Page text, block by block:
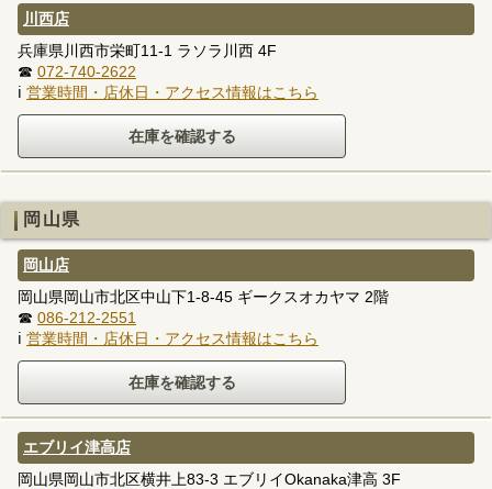
川西店
兵庫県川西市栄町11-1 ラソラ川西 4F
☎ 072-740-2622
ℹ 営業時間・店休日・アクセス情報はこちら
岡山県
岡山店
岡山県岡山市北区中山下1-8-45 ギークスオカヤマ 2階
☎ 086-212-2551
ℹ 営業時間・店休日・アクセス情報はこちら
エブリイ津高店
岡山県岡山市北区横井上83-3 エブリイOkanaka津高 3F